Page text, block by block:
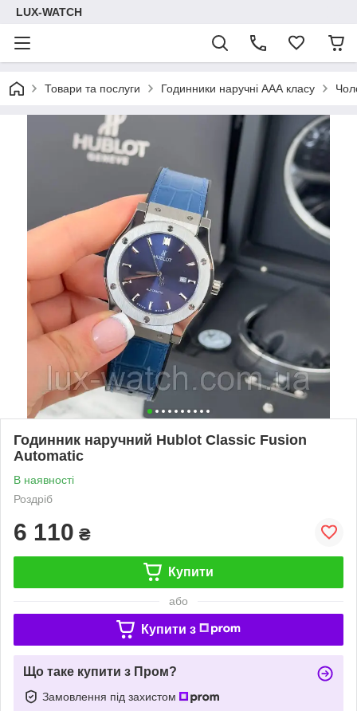
LUX-WATCH
Товари та послуги Годинники наручні ААА класу
Годинник наручний Hublot Classic Fusion
Automatic
В наявності
Роздріб
6 110 ₴
Купити
або
Купити з
Що таке купити з Пром?
Замовлення під захистом